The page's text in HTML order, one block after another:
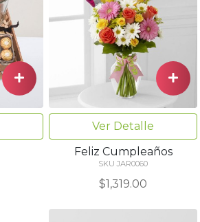
Ver Detalle
Feliz Cumpleaños
SKU JAR0060
$1,319.00